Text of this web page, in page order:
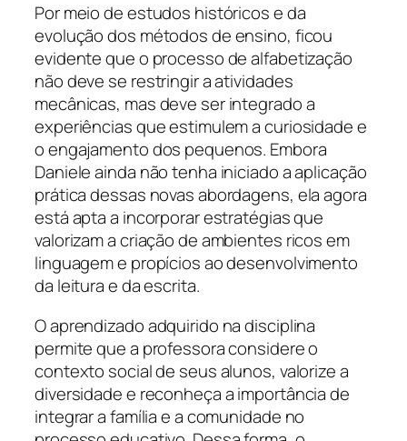
Por meio de estudos históricos e da
evolução dos métodos de ensino, ficou
evidente que o processo de alfabetização
não deve se restringir a atividades
mecânicas, mas deve ser integrado a
experiências que estimulem a curiosidade e
o engajamento dos pequenos. Embora
Daniele ainda não tenha iniciado a aplicação
prática dessas novas abordagens, ela agora
está apta a incorporar estratégias que
valorizam a criação de ambientes ricos em
linguagem e propícios ao desenvolvimento
da leitura e da escrita.
O aprendizado adquirido na disciplina
permite que a professora considere o
contexto social de seus alunos, valorize a
diversidade e reconheça a importância de
integrar a família e a comunidade no